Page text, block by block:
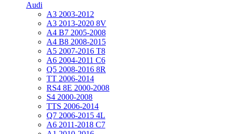
Audi
A3 2003-2012
A3 2013-2020 8V
A4 B7 2005-2008
A4 B8 2008-2015
A5 2007-2016 T8
A6 2004-2011 C6
Q5 2008-2016 8R
TT 2006-2014
RS4 8E 2000-2008
S4 2000-2008
TTS 2006-2014
Q7 2006-2015 4L
A6 2011-2018 С7